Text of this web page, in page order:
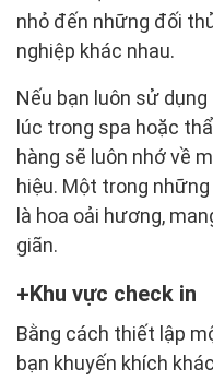
nhỏ đến những đối
nghiệp khác nhau.
Nếu bạn luôn sử
lúc trong spa hoặc
hàng sẽ luôn nhớ về
hiệu. Một trong
là hoa oải hương,
giãn.
Khu vực check in
Bằng cách thiết lập
bạn khuyến khích